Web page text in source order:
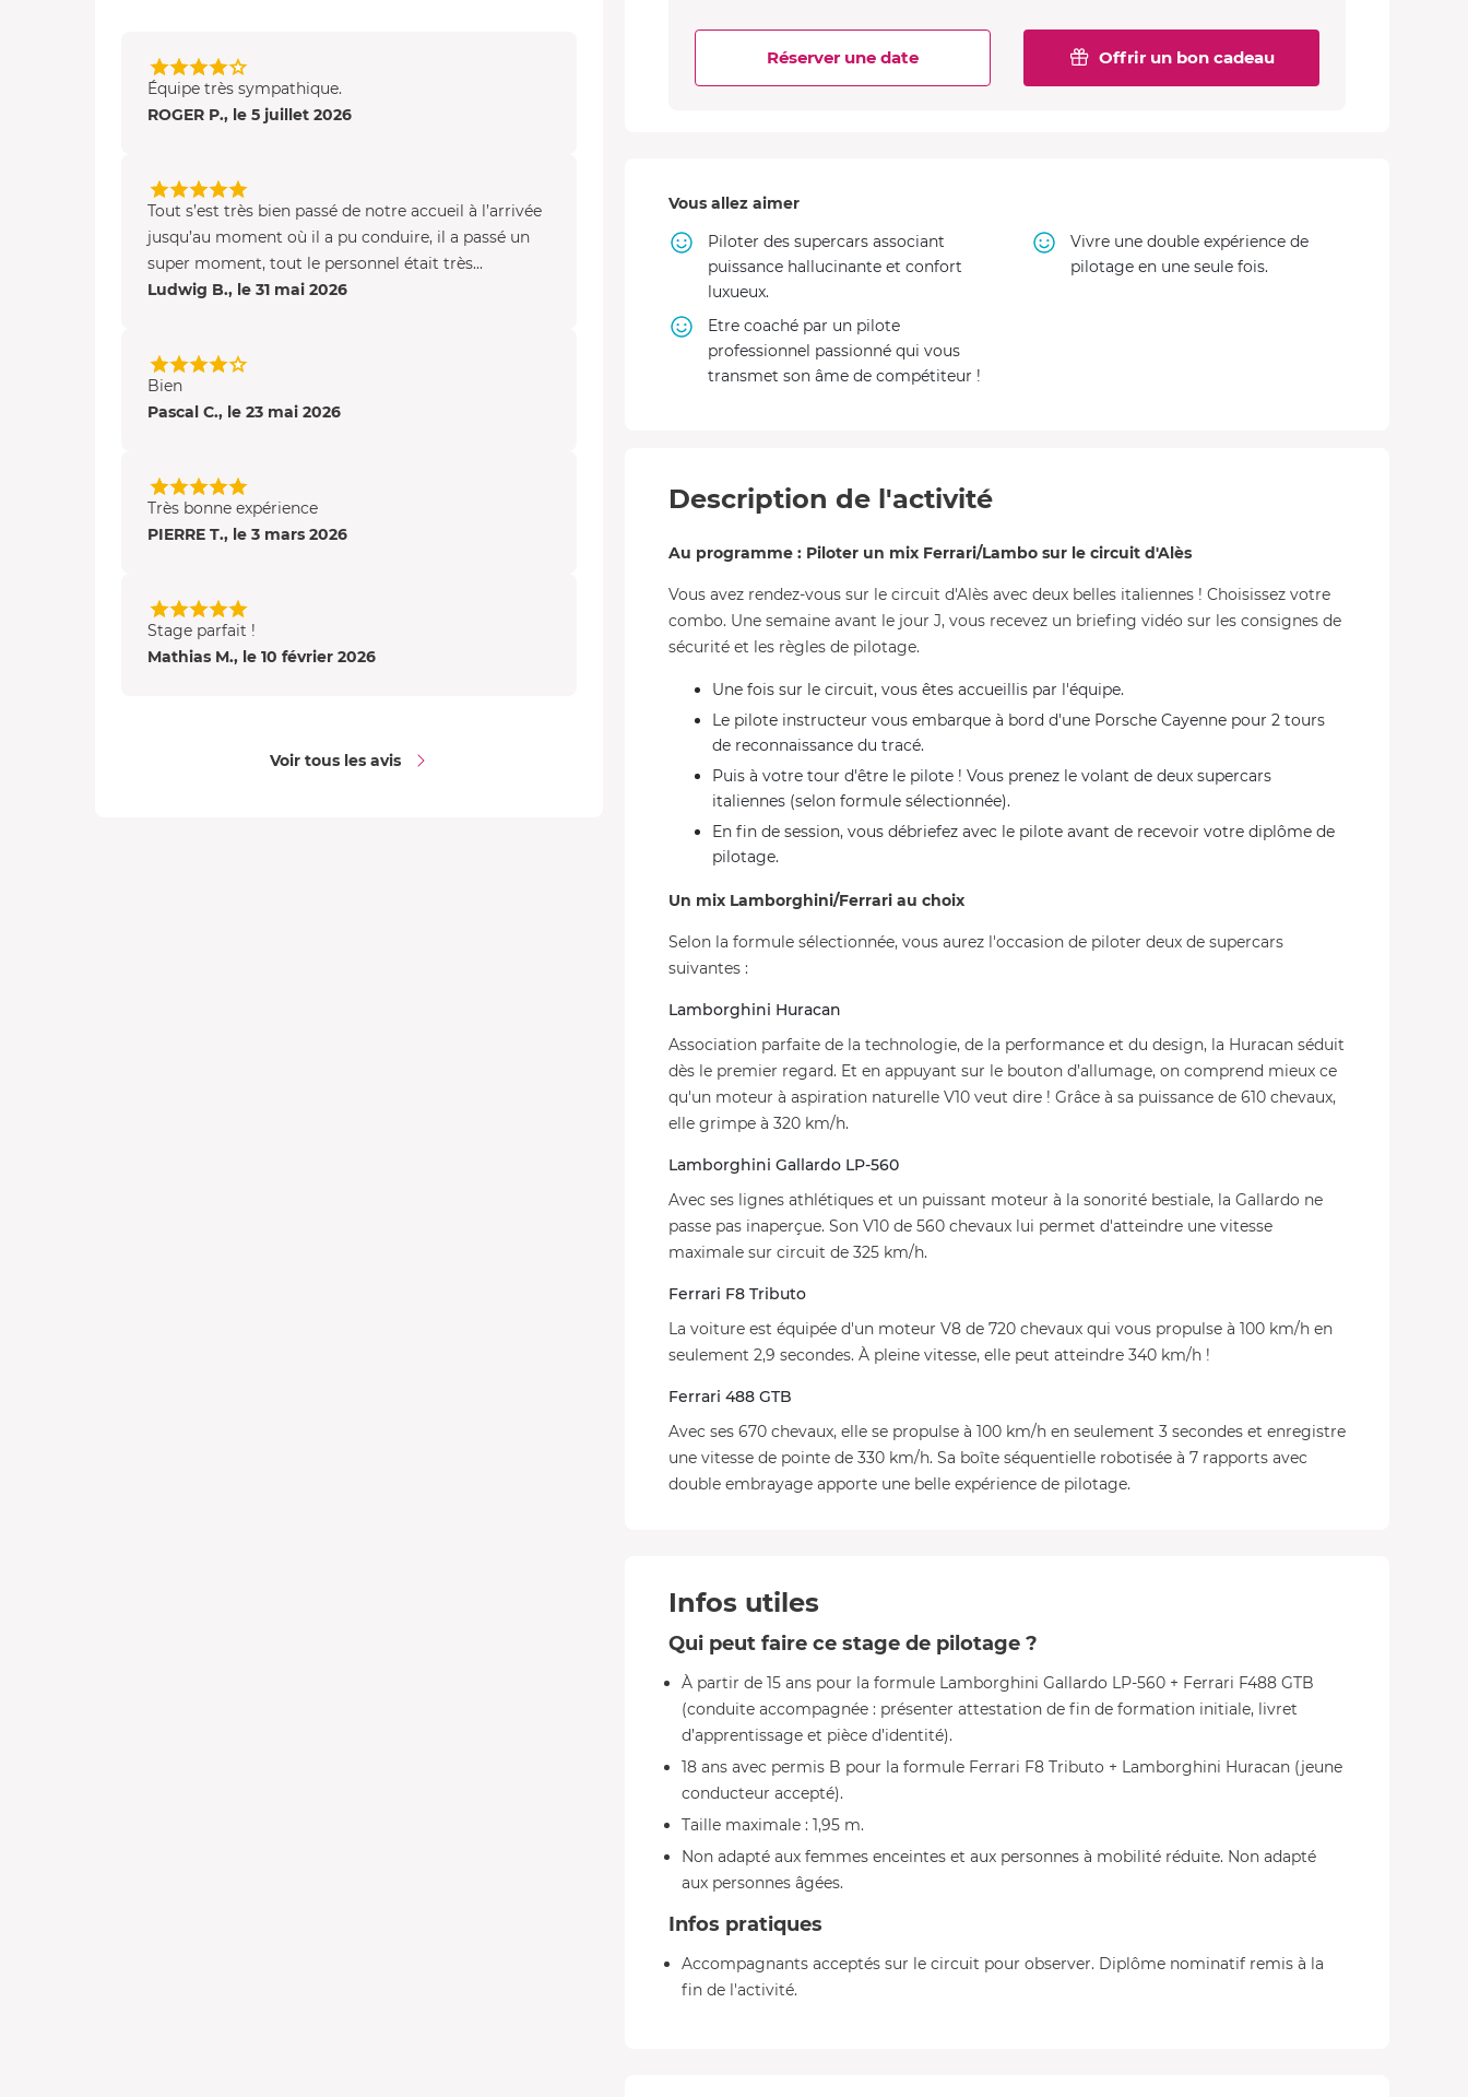
Offrir un bon cadeau
Réserver une date
Vous allez aimer
Piloter des supercars associant
puissance hallucinante et confort
luxueux.
Vivre une double expérience de
pilotage en une seule fois.
Etre coaché par un pilote
professionnel passionné qui vous
transmet son âme de compétiteur !
Description de l'activité
Au programme : Piloter un mix Ferrari/Lambo sur le circuit d'Alès
Vous avez rendez-vous sur le circuit d'Alès avec deux belles italiennes ! Choisissez votre
combo. Une semaine avant le jour J, vous recevez un briefing vidéo sur les consignes de
sécurité et les règles de pilotage.
Une fois sur le circuit, vous êtes accueillis par l'équipe.
Le pilote instructeur vous embarque à bord d'une Porsche Cayenne pour 2 tours
de reconnaissance du tracé.
Puis à votre tour d'être le pilote ! Vous prenez le volant de deux supercars
italiennes (selon formule sélectionnée).
En fin de session, vous débriefez avec le pilote avant de recevoir votre diplôme de
pilotage.
Un mix Lamborghini/Ferrari au choix
Selon la formule sélectionnée, vous aurez l'occasion de piloter deux de supercars
suivantes :
Lamborghini Huracan
Association parfaite de la technologie, de la performance et du design, la Huracan séduit
dès le premier regard. Et en appuyant sur le bouton d’allumage, on comprend mieux ce
qu'un moteur à aspiration naturelle V10 veut dire ! Grâce à sa puissance de 610 chevaux,
elle grimpe à 320 km/h.
Lamborghini Gallardo LP-560
Avec ses lignes athlétiques et un puissant moteur à la sonorité bestiale, la Gallardo ne
passe pas inaperçue. Son V10 de 560 chevaux lui permet d'atteindre une vitesse
maximale sur circuit de 325 km/h.
Ferrari F8 Tributo
La voiture est équipée d'un moteur V8 de 720 chevaux qui vous propulse à 100 km/h en
seulement 2,9 secondes. À pleine vitesse, elle peut atteindre 340 km/h !
Ferrari 488 GTB
Avec ses 670 chevaux, elle se propulse à 100 km/h en seulement 3 secondes et enregistre
une vitesse de pointe de 330 km/h. Sa boîte séquentielle robotisée à 7 rapports avec
double embrayage apporte une belle expérience de pilotage.
Infos utiles
Qui peut faire ce stage de pilotage ?
À partir de 15 ans pour la formule Lamborghini Gallardo LP-560 + Ferrari F488 GTB
(conduite accompagnée : présenter attestation de fin de formation initiale, livret
d’apprentissage et pièce d’identité).
18 ans avec permis B pour la formule Ferrari F8 Tributo + Lamborghini Huracan (jeune
conducteur accepté).
Taille maximale : 1,95 m.
Non adapté aux femmes enceintes et aux personnes à mobilité réduite. Non adapté
aux personnes âgées.
Infos pratiques
Accompagnants acceptés sur le circuit pour observer. Diplôme nominatif remis à la
fin de l'activité.
Équipe très sympathique.
ROGER P., le 5 juillet 2026
Tout s’est très bien passé de notre accueil à l’arrivée
jusqu’au moment où il a pu conduire, il a passé un
super moment, tout le personnel était très...
Ludwig B., le 31 mai 2026
Bien
Pascal C., le 23 mai 2026
Très bonne expérience
PIERRE T., le 3 mars 2026
Stage parfait !
Mathias M., le 10 février 2026
Voir tous les avis